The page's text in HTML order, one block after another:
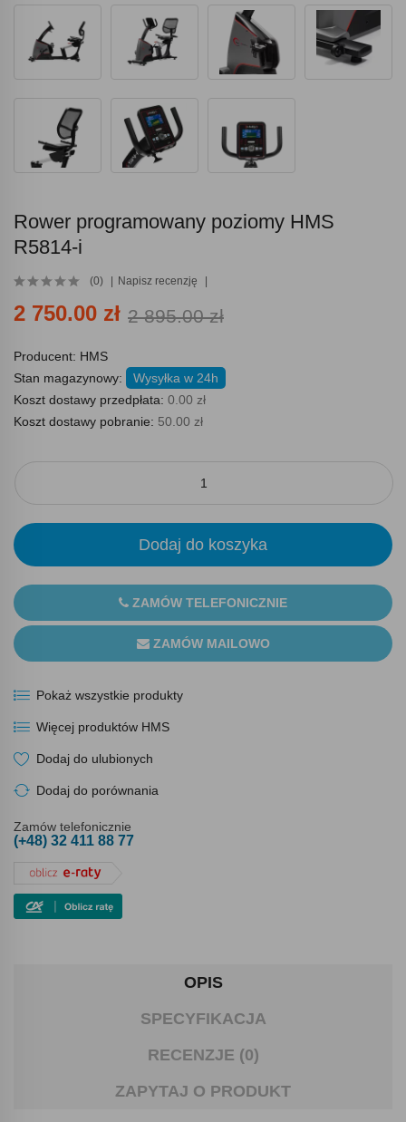
Rower programowany poziomy HMS
R5814-i
(0) Napisz recenzję
2 750.00 zł 2 895.00 zł
Producent: HMS
Stan magazynowy:
Wysyłka w 24h
Koszt dostawy przedpłata: 0.00 zł
Koszt dostawy pobranie: 50.00 zł
Dodaj do koszyka
ZAMÓW TELEFONICZNIE
ZAMÓW MAILOWO
Pokaż wszystkie produkty
Więcej produktów HMS
Dodaj do ulubionych
Dodaj do porównania
Zamów telefonicznie
(+48) 32 411 88 77
OPIS
SPECYFIKACJA
RECENZJE (0)
ZAPYTAJ O PRODUKT